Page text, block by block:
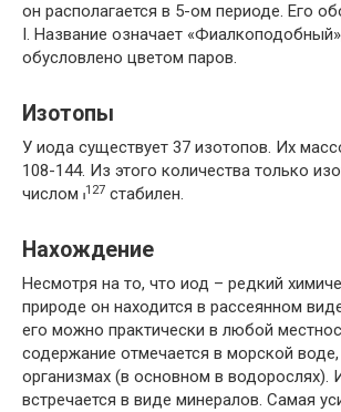
он располагается в 5-ом периоде. Его
I. Название означает
обусловлено цветом паров.
Изотопы
У иода существует 37 изотопов. Их
108-144. Из этого количества только
числом 127 стабилен.
Нахождение
Несмотря на то, что иод – редкий
природе он находится в рассеянном
его можно практически в любой
содержание отмечается в морской
организмах (в основном в водорослях).
встречается в виде минералов. Самая